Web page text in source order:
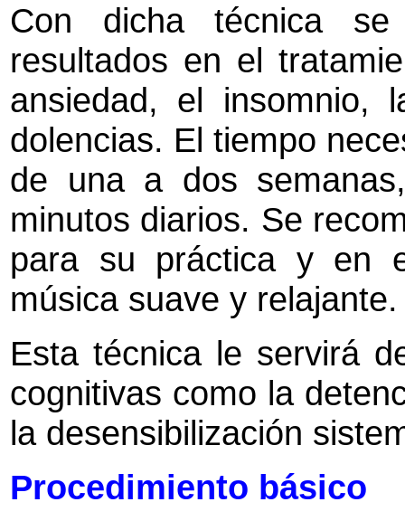
Con dicha técnica se
resultados en el
ansiedad, el insomnio,
dolencias. El tiempo
de una a dos
minutos diarios. Se
para su práctica y en
música suave y relajante.
Esta técnica le servirá
cognitivas como la
la desensibilización
Procedimiento básico